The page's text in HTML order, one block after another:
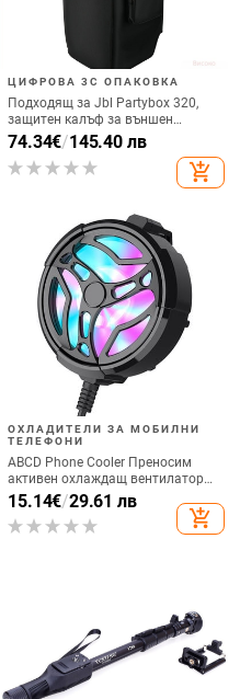
ЦИФРОВА 3C ОПАКОВКА
Подходящ за Jbl Partybox 320,
защитен калъф за външен
високоговорител, калъф за
количка Stage 320 Audio,
прахозащитно покритие.
74.34€/145.40 лв
add_shopping_cart
ОХЛАДИТЕЛИ ЗА МОБИЛНИ
ТЕЛЕФОНИ
ABCD Phone Cooler Преносим
активен охлаждащ вентилатор
Радиатор за мобилен телефон за
игра на игри
15.14€/29.61 лв
add_shopping_cart